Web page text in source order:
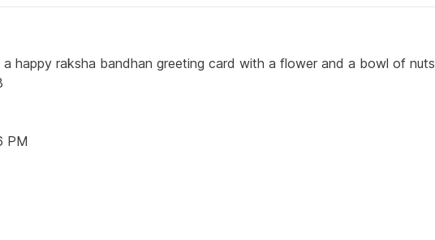
happy raksha bandhan greeting card with a flower and a bowl of nuts
PM